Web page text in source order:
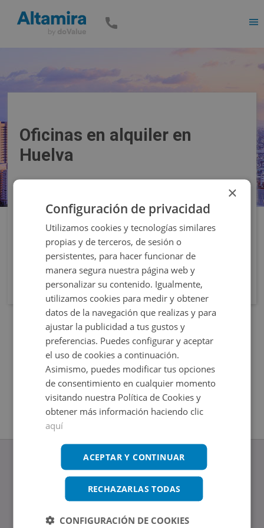
Oficinas en alquiler en
Huelva
Filtros
www.altamirainmuebles.com
Edificio Skylight
Avenida de Manoteras 14-16, 28050, Madrid
×
Configuración de privacidad
Utilizamos cookies y tecnologías similares
propias y de terceros, de sesión o
persistentes, para hacer funcionar de
manera segura nuestra página web y
personalizar su contenido. Igualmente,
utilizamos cookies para medir y obtener
datos de la navegación que realizas y para
ajustar la publicidad a tus gustos y
preferencias. Puedes configurar y aceptar
el uso de cookies a continuación.
Asimismo, puedes modificar tus opciones
de consentimiento en cualquier momento
visitando nuestra Política de Cookies y
obtener más información haciendo clic
aquí
ACEPTAR Y CONTINUAR
RECHAZARLAS TODAS
CONFIGURACIÓN DE COOKIES